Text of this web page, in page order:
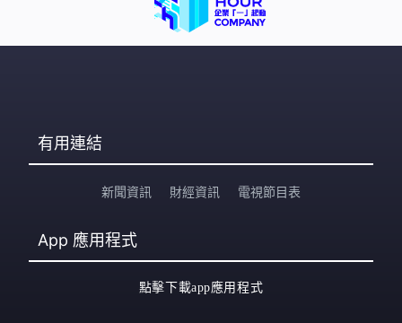
有用連結
新聞資訊 財經資訊 電視節目表
App 應用程式
點擊下載app應用程式